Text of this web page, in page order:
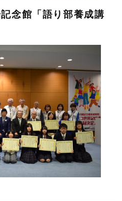
念館「語り部養成講